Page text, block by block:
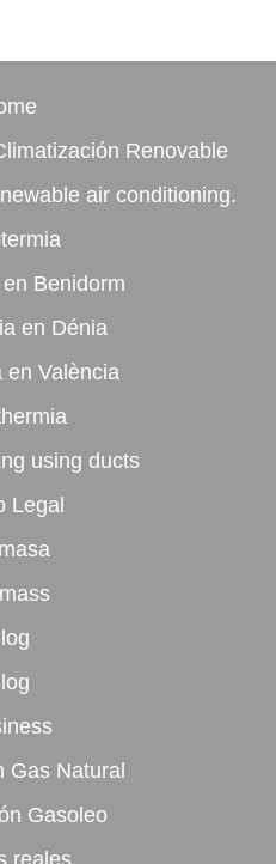
Renovable
air conditioning.
Benidorm
en Dénia
en València
using ducts
Legal
Gas Natural
Gasoleo
reales